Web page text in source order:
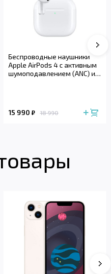
Беспроводные наушники
Apple AirPods 4 с активным
шумоподавлением (ANC) и
15 990 ₽ 18 990